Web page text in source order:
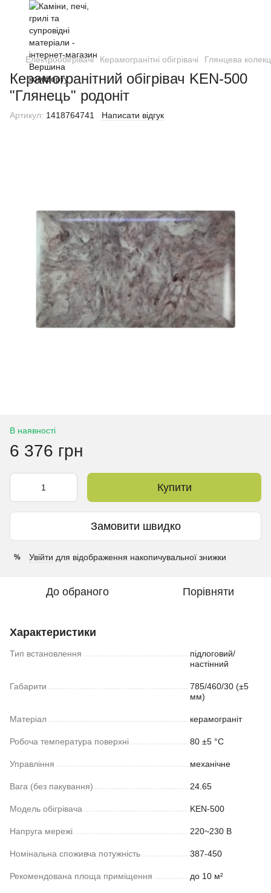
Електрообігрівачі Керамогранітні обігрівачі Глянцева
Керамогранітний обігрівач KEN-500
"Глянець" родоніт
Артикул: 1418764741 Написати відгук
В наявності
6 376 грн
Купити
Замовити швидко
% Увійти для відображення накопичувальної знижки
До обраного Порівняти
Характеристики
Тип встановлення
підлоговий/
настінний
Габарити
785/460/30 (±5
мм)
Матеріал керамограніт
Робоча температура поверхні 80 ±5 °С
Управління механічне
Вага (без пакування) 24.65
Модель обігрівача KEN-500
Напруга мережі 220~230 В
Номінальна споживча потужність 387-450
Рекомендована площа приміщення до 10 м²